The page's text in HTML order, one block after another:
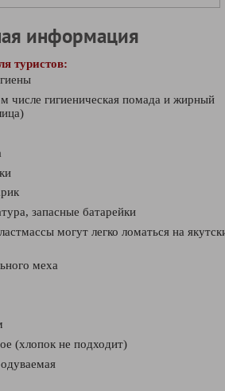
информация
туристов:
числе гигиеническая помада и жирный
запасные батарейки
могут легко ломаться на
меха
(хлопок не подходит)